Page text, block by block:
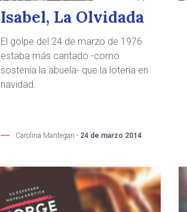
Isabel, La Olvidada
El golpe del 24 de marzo de 1976
estaba más cantado -como
sostenía la abuela- que la lotería en
navidad.
Carolina Mantegari - 24 de marzo 2014